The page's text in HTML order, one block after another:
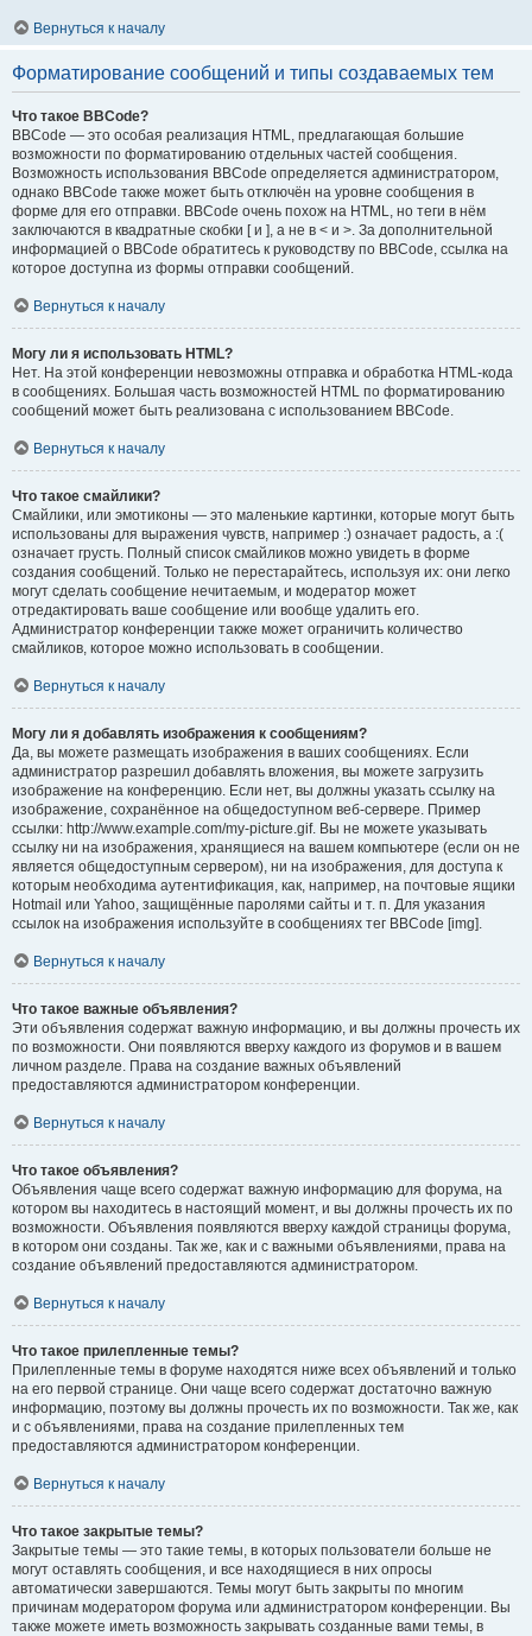
Вернуться к началу
Форматирование сообщений и типы создаваемых тем
Что такое BBCode?
BBCode — это особая реализация HTML, предлагающая большие
возможности по форматированию отдельных частей сообщения.
Возможность использования BBCode определяется администратором,
однако BBCode также может быть отключён на уровне сообщения в
форме для его отправки. BBCode очень похож на HTML, но теги в нём
заключаются в квадратные скобки [ и ], а не в < и >. За дополнительной
информацией о BBCode обратитесь к руководству по BBCode, ссылка на
которое доступна из формы отправки сообщений.
Вернуться к началу
Могу ли я использовать HTML?
Нет. На этой конференции невозможны отправка и обработка HTML-кода
в сообщениях. Большая часть возможностей HTML по форматированию
сообщений может быть реализована с использованием BBCode.
Вернуться к началу
Что такое смайлики?
Смайлики, или эмотиконы — это маленькие картинки, которые могут быть
использованы для выражения чувств, например :) означает радость, а :(
означает грусть. Полный список смайликов можно увидеть в форме
создания сообщений. Только не перестарайтесь, используя их: они легко
могут сделать сообщение нечитаемым, и модератор может
отредактировать ваше сообщение или вообще удалить его.
Администратор конференции также может ограничить количество
смайликов, которое можно использовать в сообщении.
Вернуться к началу
Могу ли я добавлять изображения к сообщениям?
Да, вы можете размещать изображения в ваших сообщениях. Если
администратор разрешил добавлять вложения, вы можете загрузить
изображение на конференцию. Если нет, вы должны указать ссылку на
изображение, сохранённое на общедоступном веб-сервере. Пример
ссылки: http://www.example.com/my-picture.gif. Вы не можете указывать
ссылку ни на изображения, хранящиеся на вашем компьютере (если он не
является общедоступным сервером), ни на изображения, для доступа к
которым необходима аутентификация, как, например, на почтовые ящики
Hotmail или Yahoo, защищённые паролями сайты и т. п. Для указания
ссылок на изображения используйте в сообщениях тег BBCode [img].
Вернуться к началу
Что такое важные объявления?
Эти объявления содержат важную информацию, и вы должны прочесть их
по возможности. Они появляются вверху каждого из форумов и в вашем
личном разделе. Права на создание важных объявлений
предоставляются администратором конференции.
Вернуться к началу
Что такое объявления?
Объявления чаще всего содержат важную информацию для форума, на
котором вы находитесь в настоящий момент, и вы должны прочесть их по
возможности. Объявления появляются вверху каждой страницы форума,
в котором они созданы. Так же, как и с важными объявлениями, права на
создание объявлений предоставляются администратором.
Вернуться к началу
Что такое прилепленные темы?
Прилепленные темы в форуме находятся ниже всех объявлений и только
на его первой странице. Они чаще всего содержат достаточно важную
информацию, поэтому вы должны прочесть их по возможности. Так же, как
и с объявлениями, права на создание прилепленных тем
предоставляются администратором конференции.
Вернуться к началу
Что такое закрытые темы?
Закрытые темы — это такие темы, в которых пользователи больше не
могут оставлять сообщения, и все находящиеся в них опросы
автоматически завершаются. Темы могут быть закрыты по многим
причинам модератором форума или администратором конференции. Вы
также можете иметь возможность закрывать созданные вами темы, в